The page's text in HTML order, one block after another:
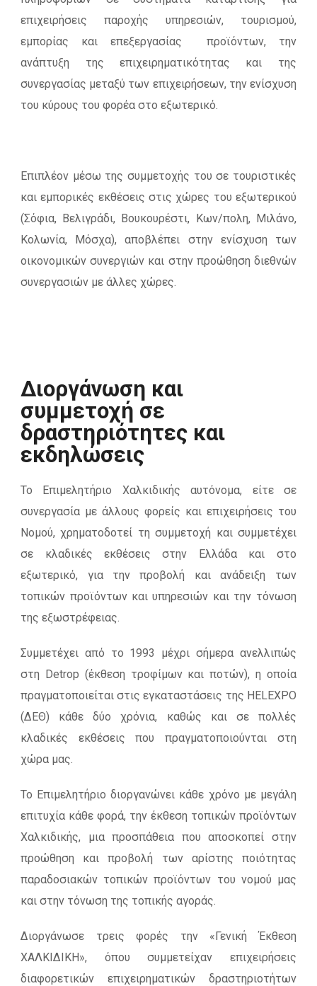
επιχειρήσεις παροχής υπηρεσιών, τουρισμού,
εμπορίας και επεξεργασίας προϊόντων, την
ανάπτυξη της επιχειρηματικότητας και της
συνεργασίας μεταξύ των επιχειρήσεων, την ενίσχυση
του κύρους του φορέα στο εξωτερικό.
Επιπλέον μέσω της συμμετοχής του σε τουριστικές
και εμπορικές εκθέσεις στις χώρες του εξωτερικού
(Σόφια, Βελιγράδι, Βουκουρέστι, Κων/πολη, Μιλάνο,
Κολωνία, Μόσχα), αποβλέπει στην ενίσχυση των
οικονομικών συνεργιών και στην προώθηση διεθνών
συνεργασιών με άλλες χώρες.
Διοργάνωση και
συμμετοχή σε
δραστηριότητες και
εκδηλώσεις
Το Επιμελητήριο Χαλκιδικής αυτόνομα, είτε σε
συνεργασία με άλλους φορείς και επιχειρήσεις του
Νομού, χρηματοδοτεί τη συμμετοχή και συμμετέχει
σε κλαδικές εκθέσεις στην Ελλάδα και στο
εξωτερικό, για την προβολή και ανάδειξη των
τοπικών προϊόντων και υπηρεσιών και την τόνωση
της εξωστρέφειας.
Συμμετέχει από το 1993 μέχρι σήμερα ανελλιπώς
στη Detrop (έκθεση τροφίμων και ποτών), η οποία
πραγματοποιείται στις εγκαταστάσεις της HELEXPO
(ΔΕΘ) κάθε δύο χρόνια, καθώς και σε πολλές
κλαδικές εκθέσεις που πραγματοποιούνται στη
χώρα μας.
Το Επιμελητήριο διοργανώνει κάθε χρόνο με μεγάλη
επιτυχία κάθε φορά, την έκθεση τοπικών προϊόντων
Χαλκιδικής, μια προσπάθεια που αποσκοπεί στην
προώθηση και προβολή των αρίστης ποιότητας
παραδοσιακών τοπικών προϊόντων του νομού μας
και στην τόνωση της τοπικής αγοράς.
Διοργάνωσε τρεις φορές την «Γενική Έκθεση
ΧΑΛΚΙΔΙΚΗ», όπου συμμετείχαν επιχειρήσεις
διαφορετικών επιχειρηματικών δραστηριοτήτων